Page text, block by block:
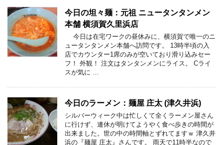
今日の坦々麺：元祖 ニュータンタンメン
本舗 横須賀久里浜店
今日は在宅ワークの昼休みに、横須賀で唯一のニ
ュータンタンメン本舗へ訪問です。 13時半頃の入
店でカウンター1席のみが空いており滑り込みセー
フ！ 外観！ 注文はタンタンメンにライス。 Cライ
スが気に …
今日のラーメン：麺屋 庄太 (津久井浜)
シルバーウィーク中は忙しくて全くラーメン屋さん
に行けず、連休が明けてようやく食べ歩きの時間が
出来ました。世の中の時間軸とずれてますｗ 津久井
浜の『麺屋 庄太』さんです。 雨天で11時半なので